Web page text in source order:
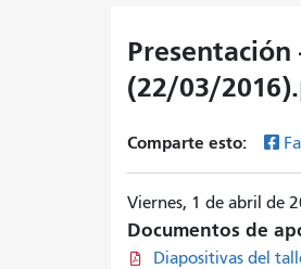
(22/03/
Comparte esto:
Viernes, 1 de abril de
Documentos de
Diapositivas del